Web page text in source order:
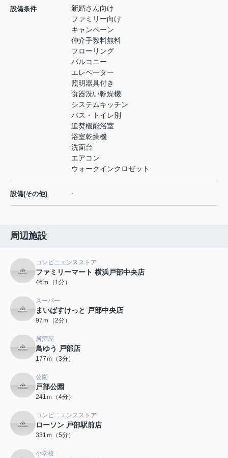
設備条件
新婚さん向け
ファミリー向け
キャンペーン
仲介手数料無料
フローリング
バルコニー
エレベーター
照明器具付き
食器洗い乾燥機
システムキッチン
バス・トイレ別
追焚機能浴室
浴室乾燥機
洗面台
エアコン
ウォークインクロゼット
設備(その他) -
周辺施設
コンビニエンスストア
ファミリーマート 横浜戸部中央店
46ｍ（1分）
スーパー
まいばすけっと 戸部中央店
97ｍ（2分）
居酒屋
鳥ゆう 戸部店
177ｍ（3分）
公園
戸部公園
241ｍ（4分）
コンビニエンスストア
ローソン 戸部駅前店
331ｍ（5分）
小学校